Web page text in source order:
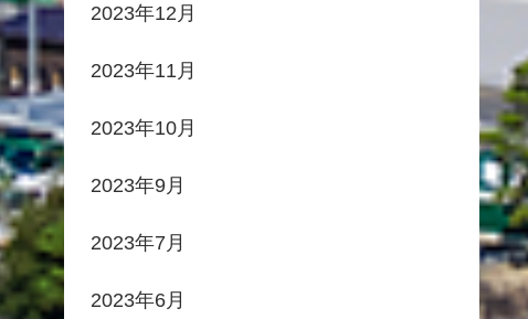
2023年12月
2023年11月
2023年10月
2023年9月
2023年7月
2023年6月